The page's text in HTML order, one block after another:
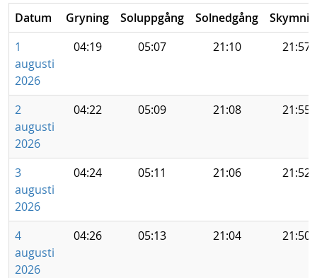
Datum Gryning Soluppgång Solnedgång
1
augusti
2026
04:19 05:07 21:10 21:57
2
augusti
2026
04:22 05:09 21:08 21:55
3
augusti
2026
04:24 05:11 21:06 21:52
4
augusti
2026
04:26 05:13 21:04 21:50